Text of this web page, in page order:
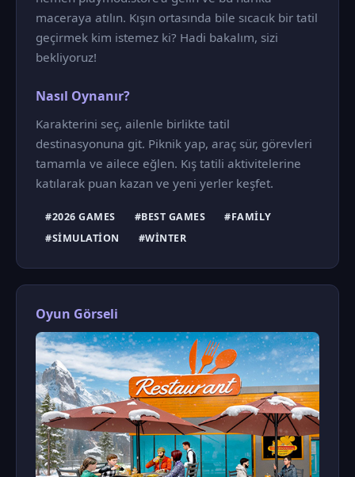
maceraya atılın. Kışın ortasında bile sıcacık bir tatil
geçirmek kim istemez ki? Hadi bakalım, sizi
bekliyoruz!
Nasıl Oynanır?
Karakterini seç, ailenle birlikte tatil
destinasyonuna git. Piknik yap, araç sür, görevleri
tamamla ve ailece eğlen. Kış tatili aktivitelerine
katılarak puan kazan ve yeni yerler keşfet.
#2026 GAMES #BEST GAMES
#FAMILY
#SIMULATION
#WINTER
Oyun Görseli